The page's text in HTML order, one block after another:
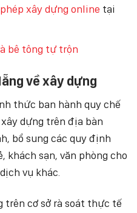
xây dựng online tại
bê tông tự trộn
về xây dựng
thức ban hành quy chế
dựng trên địa bàn
bổ sung các quy định
khách sạn, văn phòng cho
vụ khác.
trên cơ sở rà soát thực tế